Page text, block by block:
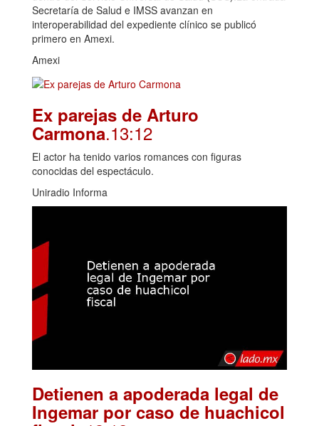
Secretaría de Salud e IMSS avanzan en
interoperabilidad del expediente clínico se publicó
primero en Amexi.
Amexi
Ex parejas de Arturo
Carmona.13:12
El actor ha tenido varios romances con figuras
conocidas del espectáculo.
Uniradio Informa
Detienen a apoderada legal de
Ingemar por caso de huachicol